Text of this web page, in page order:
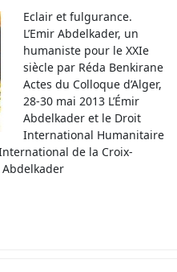
Eclair et fulgurance.
L’Emir Abdelkader, un
humaniste pour le XXIe
siècle par Réda Benkirane
Actes du Colloque d’Alger,
28-30 mai 2013 L’Émir
Abdelkader et le Droit
International Humanitaire
de la Croix-
Abdelkader